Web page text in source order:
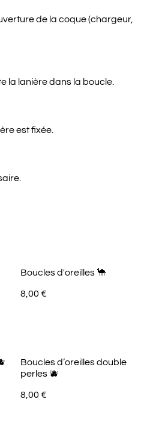
de la coque (chargeur,
la lanière dans la boucle.
est fixée.
Boucles d'oreilles 🐪
8,00 €
Boucles d’oreilles double
perles 🫐
8,00 €